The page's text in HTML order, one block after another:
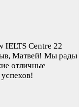
IELTS Centre 22
Матвей! Мы рады
отличные